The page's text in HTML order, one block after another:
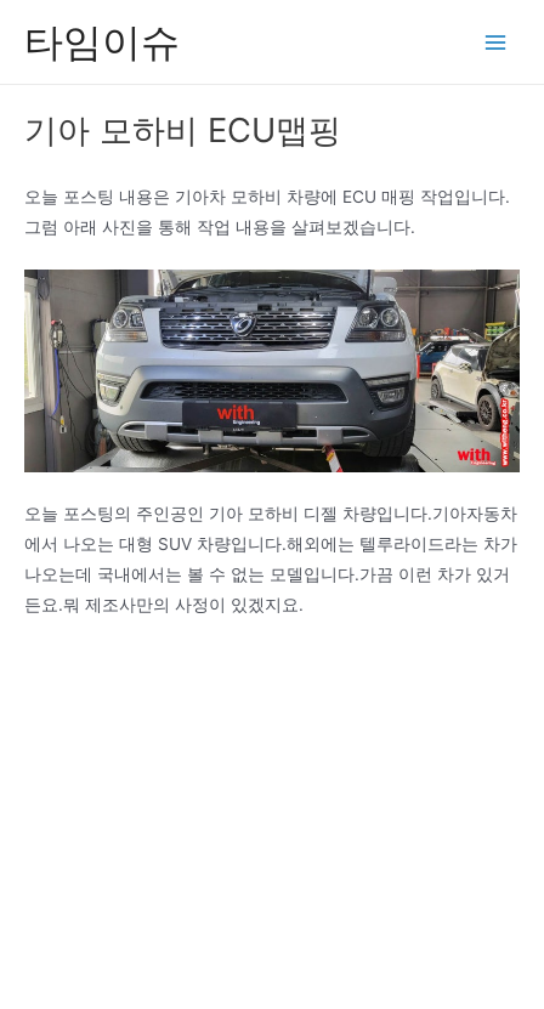
타임이슈
기아 모하비 ECU맵핑
오늘 포스팅 내용은 기아차 모하비 차량에 ECU 매핑 작업입니다.
그럼 아래 사진을 통해 작업 내용을 살펴보겠습니다.
오늘 포스팅의 주인공인 기아 모하비 디젤 차량입니다.기아자동차
에서 나오는 대형 SUV 차량입니다.해외에는 텔루라이드라는 차가
나오는데 국내에서는 볼 수 없는 모델입니다.가끔 이런 차가 있거
든요.뭐 제조사만의 사정이 있겠지요.